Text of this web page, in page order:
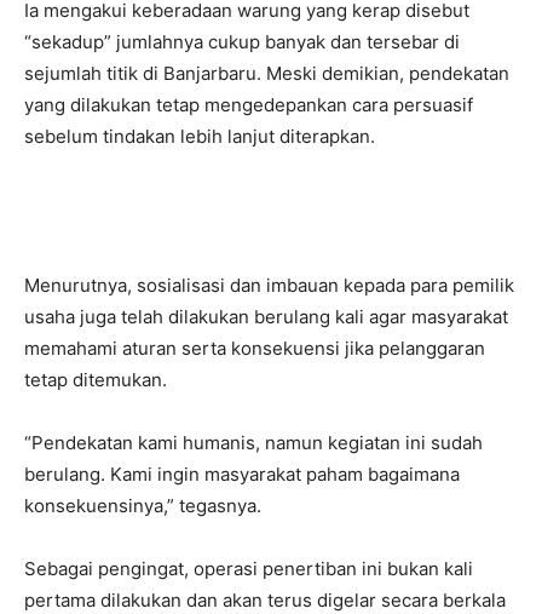
Ia mengakui keberadaan warung yang kerap disebut
“sekadup” jumlahnya cukup banyak dan tersebar di
sejumlah titik di Banjarbaru. Meski demikian, pendekatan
yang dilakukan tetap mengedepankan cara persuasif
sebelum tindakan lebih lanjut diterapkan.
Menurutnya, sosialisasi dan imbauan kepada para pemilik
usaha juga telah dilakukan berulang kali agar masyarakat
memahami aturan serta konsekuensi jika pelanggaran
tetap ditemukan.
“Pendekatan kami humanis, namun kegiatan ini sudah
berulang. Kami ingin masyarakat paham bagaimana
konsekuensinya,” tegasnya.
Sebagai pengingat, operasi penertiban ini bukan kali
pertama dilakukan dan akan terus digelar secara berkala